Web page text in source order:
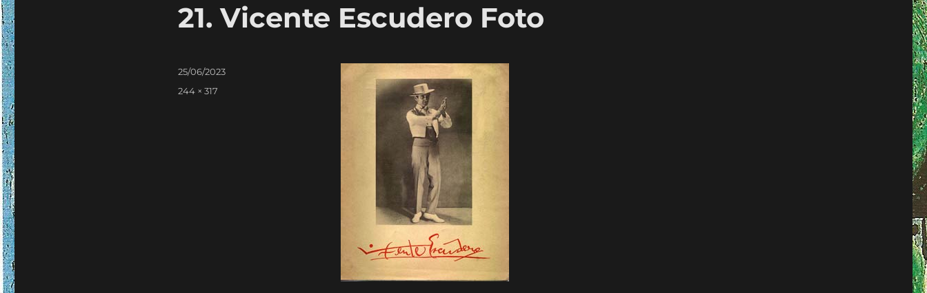
21. Vicente Escudero Foto
Publicado
em
25/06/2023
Tamanho
244 × 317